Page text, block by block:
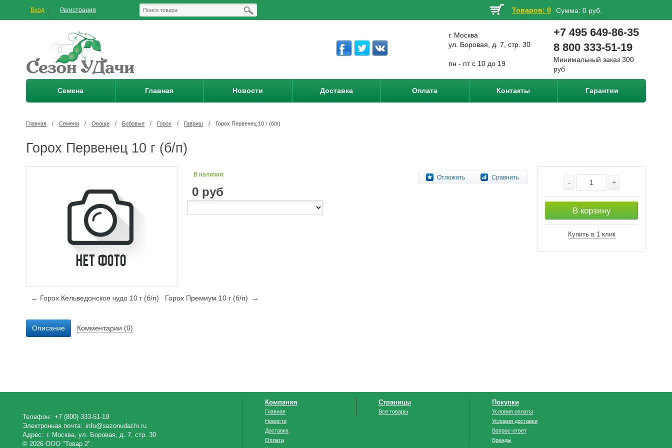
Вход Регистрация Товаров: 0 Сумма: 0 руб.
г. Москва
ул. Боровая, д. 7, стр. 30
пн - пт с 10 до 19
+7 495 649-86-35
8 800 333-51-19
Минимальный заказ 300
руб
Семена Главная Новости Доставка Оплата Контакты Гарантии
Главная / Семена / Овощи / Бобовые / Горох / Гавриш / Горох Первенец 10 г (б/п)
Горох Первенец 10 г (б/п)
Отложить Сравнить
В наличии:
0 руб
- +
В корзину
Купить в 1 клик
← Горох Кельведонское чудо 10 г (б/п) Горох Премиум 10 г (б/п) →
Описание Комментарии (0)
Телефон: +7 (800) 333-51-19
Электронная почта: info@sezonudachi.ru
Адрес: г. Москва, ул. Боровая, д. 7, стр. 30
© 2026 ООО "Товар 2".
Компания
Главная
Новости
Доставка
Оплата
Страницы
Все товары
Покупки
Условия оплаты
Условия доставки
Вопрос-ответ
Бренды